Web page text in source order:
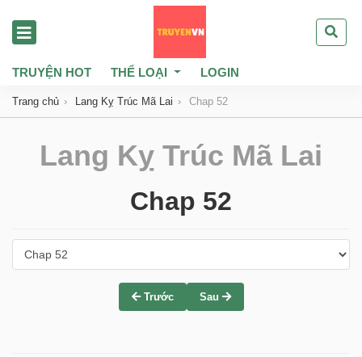
TRUYỆN HOT THỂ LOẠI LOGIN
Trang chủ Lang Kỵ Trúc Mã Lai Chap 52
Lang Kỵ Trúc Mã Lai
Chap 52
Trước Sau